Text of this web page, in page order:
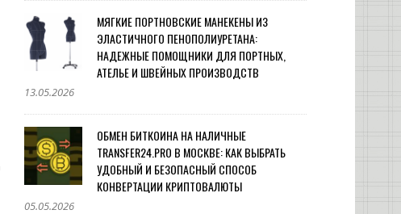
МЯГКИЕ ПОРТНОВСКИЕ МАНЕКЕНЫ ИЗ
ЭЛАСТИЧНОГО ПЕНОПОЛИУРЕТАНА:
НАДЕЖНЫЕ ПОМОЩНИКИ ДЛЯ ПОРТНЫХ,
АТЕЛЬЕ И ШВЕЙНЫХ ПРОИЗВОДСТВ
13.05.2026
ОБМЕН БИТКОИНА НА НАЛИЧНЫЕ
TRANSFER24.PRO В МОСКВЕ: КАК ВЫБРАТЬ
УДОБНЫЙ И БЕЗОПАСНЫЙ СПОСОБ
КОНВЕРТАЦИИ КРИПТОВАЛЮТЫ
05.05.2026